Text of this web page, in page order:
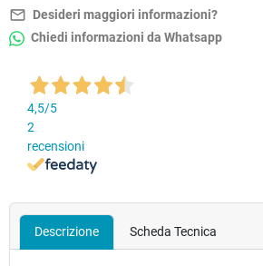
mail_outline Desideri maggiori informazioni?
Chiedi informazioni da Whatsapp
4,5/5
2
recensioni
Descrizione Scheda Tecnica